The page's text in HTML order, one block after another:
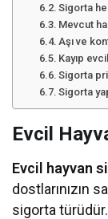
Sigorta
Mevcut
Aşı ve
Kayıp
Sigorta
Sigorta
Evcil
Evcil hayvan
dostlarınızın
sigorta